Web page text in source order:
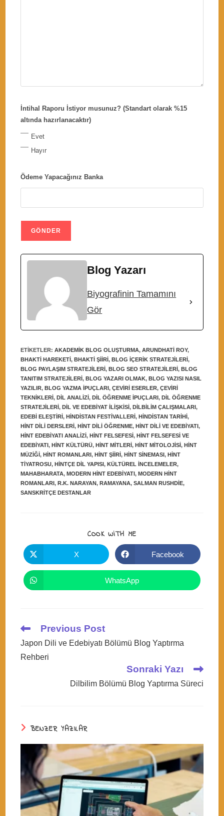
İntihal Raporu İstiyor musunuz? (Standart olarak %15
altında hazırlanacaktır)
Evet
Hayır
Ödeme Yapacağınız Banka
Blog Yazarı
Biyografinin Tamamını
Gör
ETIKETLER:AKADEMIK BLOG OLUŞTURMA, ARUNDHATI ROY,
BHAKTI HAREKETI, BHAKTI ŞIIRI, BLOG IÇERIK STRATEJILERI,
BLOG PAYLAŞIM STRATEJILERI, BLOG SEO STRATEJILERI, BLOG
TANITIM STRATEJILERI, BLOG YAZARI OLMAK, BLOG YAZISI NASIL
YAZILIR, BLOG YAZMA IPUÇLARI, ÇEVIRI ESERLER, ÇEVIRI
TEKNIKLERI, DIL ANALIZI, DIL ÖĞRENME IPUÇLARI, DIL ÖĞRENME
STRATEJILERI, DIL VE EDEBIYAT ILIŞKISI, DILBILIM ÇALIŞMALARI,
EDEBI ELEŞTIRI, HINDISTAN FESTIVALLERI, HINDISTAN TARIHI,
HINT DILI DERSLERI, HINT DILI ÖĞRENME, HINT DILI VE EDEBIYATI,
HINT EDEBIYATI ANALIZI, HINT FELSEFESI, HINT FELSEFESI VE
EDEBIYATI, HINT KÜLTÜRÜ, HINT MITLERI, HINT MITOLOJISI, HINT
MÜZIĞI, HINT ROMANLARI, HINT ŞIIRI, HINT SINEMASI, HINT
TIYATROSU, HINTÇE DIL YAPISI, KÜLTÜREL INCELEMELER,
MAHABHARATA, MODERN HINT EDEBIYATI, MODERN HINT
ROMANLARI, R.K. NARAYAN, RAMAYANA, SALMAN RUSHDIE,
SANSKRITÇE DESTANLAR
COOK WITH ME
Opens
in
a
X
Opens
in
a
Facebook
Opens
in
WhatsApp
Read
more
articles
Previous Post
Japon Dili ve Edebiyatı Bölümü Blog Yaptırma
Rehberi
Sonraki Yazı
Dilbilim Bölümü Blog Yaptırma Süreci
BENZER YAZILAR